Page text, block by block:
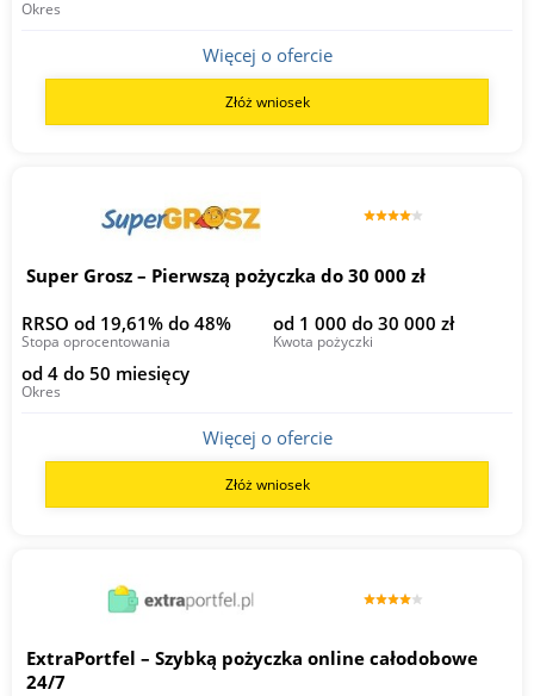
Okres
Więcej o ofercie
Złóż wniosek
Super Grosz – Pierwszą pożyczka do 30 000 zł
RRSO od 19,61% do 48%
Stopa oprocentowania
od 1 000 do 30 000 zł
Kwota pożyczki
od 4 do 50 miesięcy
Okres
Więcej o ofercie
Złóż wniosek
ExtraPortfel – Szybką pożyczka online całodobowe
24/7